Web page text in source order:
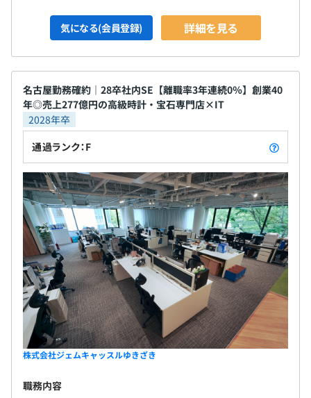
気になる(会員登録) 詳細を見る
名古屋勤務確約｜28卒社内SE【離職率3年連続0％】創業40
年◎売上277億円の高級時計・宝石専門店×IT
2028年卒
通過ランク：F
株式会社ジェムキャッスルゆきざき
職務内容